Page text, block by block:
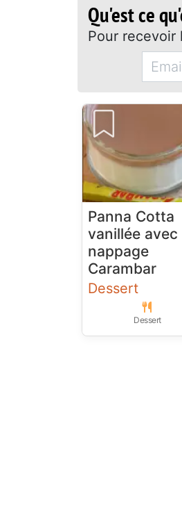
Qu'est ce
Pour recevoir
Panna Cotta
vanillée avec
nappage
Carambar
Dessert
Dessert